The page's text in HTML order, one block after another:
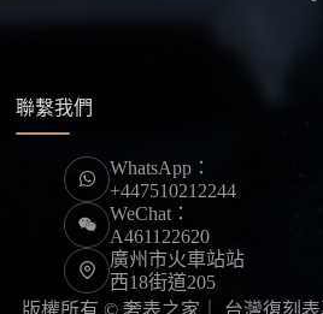
聯繫我們
WhatsApp：
+447510212244
WeChat：
A461122620
廣州市火車站站
西18街道205
版權所有 © 奢表之家｜ 台灣復刻